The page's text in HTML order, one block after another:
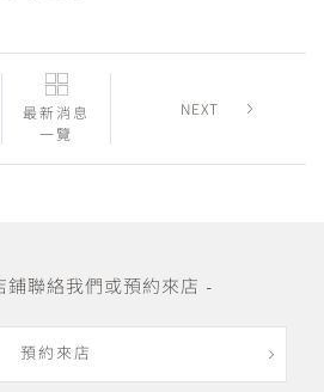
最新消息
一覽
NEXT
聯絡我們或預約來店 -
預約來店